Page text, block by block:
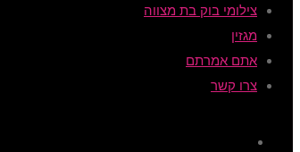
צילומי בוק בת מצווה
מגזין
אתם אמרתם
צרו קשר